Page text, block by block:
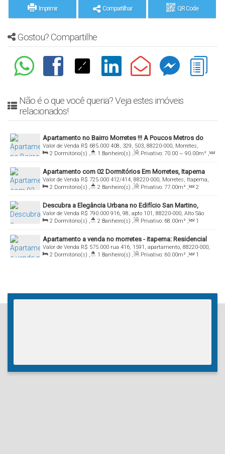
Imprimir Compartilhar QR Code
Gostou? Compartilhe
Não é o que você queria? Veja estes imóveis
relacionados!
Apartamento no Bairro Morretes !!! A Poucos Metros do
Mar
R$ 685.000
Valor de Venda
408, 329, 503, 88220-000, Morretes,
Itapema, Santa Catarina, Brasil
2 Dormitório(s) , 1 Banheiro(s) , Privativo: 70.00 ~ 90.00m² ,
1 Sala(s) , 1 Suíte(s) , Total: 82.00m² , 1 Vaga(s) , Útil: 70.00
~ 70.04m²
Apartamento com 02 Dormitórios Em Morretes, Itapema
R$ 725.000
Valor de Venda
412/414, 88220-000, Morretes, Itapema,
Santa Catarina, Brasil
2 Dormitório(s) , 2 Banheiro(s) , Privativo: 77.00m² ,
2
Sala(s) , 1 Suíte(s) , Total: 87.00m² , 1 Vaga(s) ,
Útil:
65.00m²
Descubra a Elegância Urbana no Edifício San Martino,
Itapema!
R$ 790.000
Valor de Venda
916, 98, apto 101, 88220-000, Alto São
Bento, Itapema, Santa Catarina, Brasil
2 Dormitório(s) , 2 Banheiro(s) , Privativo: 68.00m² ,
1
Sala(s) , 2 Suíte(s) , Total: 70.00m² , 1 Vaga(s) ,
Útil:
70.00m²
Apartamento a venda no morretes - itapema: Residencial
Sol Nascente R$ 575.000
Valor de Venda
rua 416, 1591, apartamento, 88220-000,
Morretes, Itapema, Santa Catarina, Brasil
2 Dormitório(s) , 1 Banheiro(s) , Privativo: 60.00m² ,
1